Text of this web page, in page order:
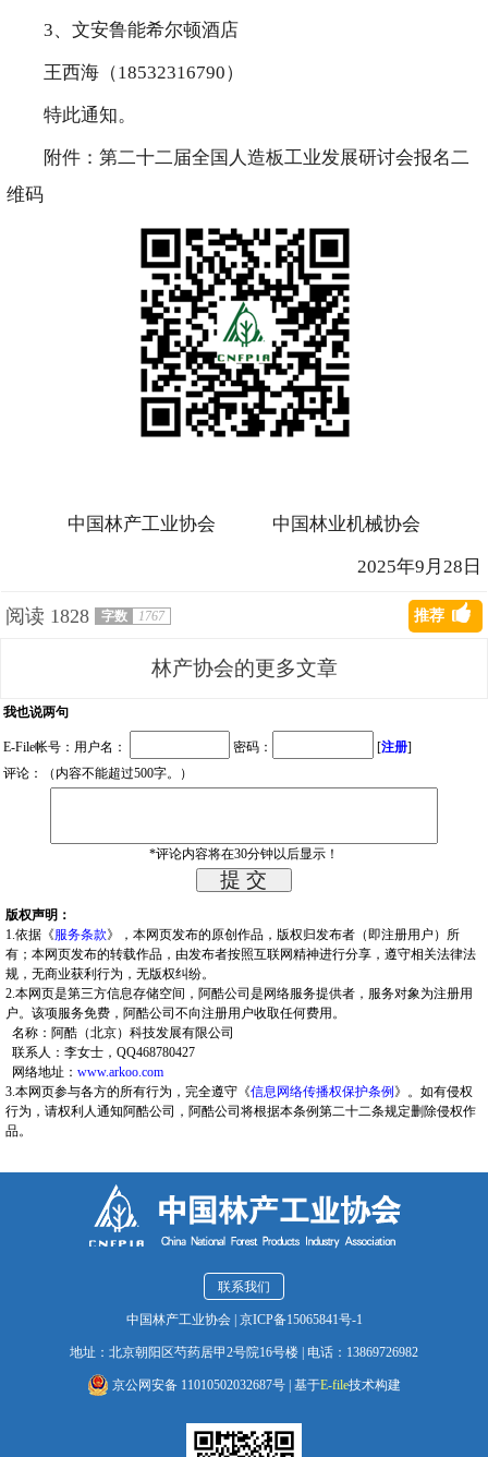
3、文安鲁能希尔顿酒店
王西海（18532316790）
特此通知。
附件：第二十二届全国人造板工业发展研讨会报名二
维码
中国林产工业协会 中国林业机械协会
2025年9月28日
阅读 1828 字数 1767 推荐
林产协会的更多文章
我也说两句
E-File帐号：用户名： 密码： [注册]
评论：（内容不能超过500字。）
*评论内容将在30分钟以后显示！
版权声明：
1.依据《服务条款》，本网页发布的原创作品，版权归发布者（即注册用户）所
有；本网页发布的转载作品，由发布者按照互联网精神进行分享，遵守相关法律法
规，无商业获利行为，无版权纠纷。
2.本网页是第三方信息存储空间，阿酷公司是网络服务提供者，服务对象为注册用
户。该项服务免费，阿酷公司不向注册用户收取任何费用。
名称：阿酷（北京）科技发展有限公司
联系人：李女士，QQ468780427
网络地址： www.arkoo.com
3.本网页参与各方的所有行为，完全遵守《信息网络传播权保护条例 》。如有侵权
行为，请权利人通知阿酷公司，阿酷公司将根据本条例第二十二条规定删除侵权作
品。
联系我们
中国林产工业协会 京ICP备15065841号-1
地址：北京朝阳区芍药居甲2号院16号楼 电话：13869726982
京公网安备 11010502032687号 基于E-file技术构建